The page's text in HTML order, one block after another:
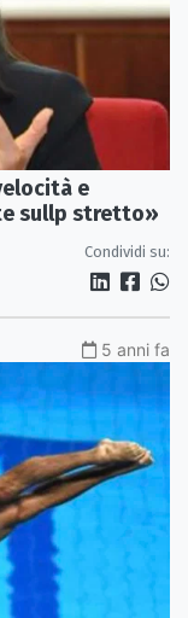
e
sullp stretto»
Condividi su:
5 anni fa